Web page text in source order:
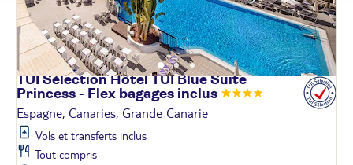
TUI Sélection Hôtel TUI Blue Suite
Princess - Flex bagages inclus
Espagne, Canaries, Grande Canarie
Vols et transferts inclus
Tout compris